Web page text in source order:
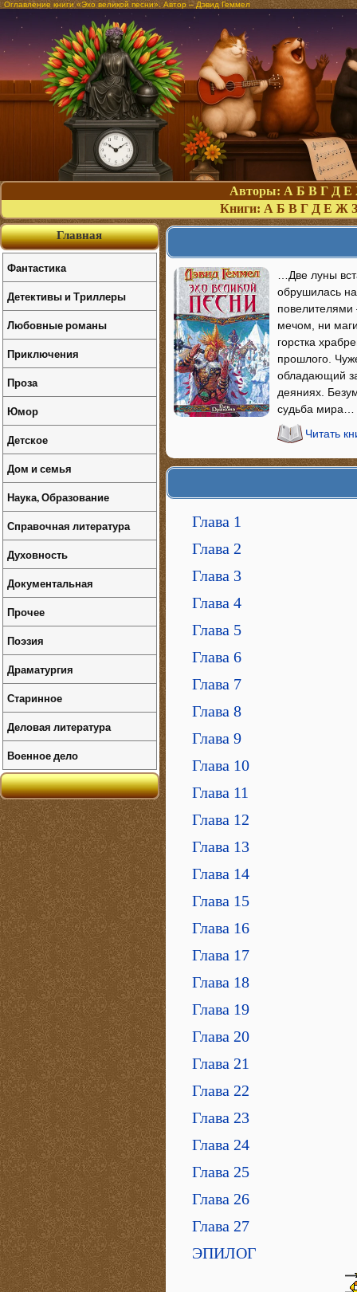
Оглавление книги «Эхо великой песни». Автор – Дэвид Геммел
Авторы: А Б В Г Д Е
Книги: А Б В Г Д Е Ж З
…Две луны
обрушилась
мечом, ни
горстка
прошлого.
обладающий
деяниях.
судьба мира…
Читать
Глава 1
Глава 2
Глава 3
Глава 4
Глава 5
Глава 6
Глава 7
Глава 8
Глава 9
Глава 10
Глава 11
Глава 12
Глава 13
Глава 14
Глава 15
Глава 16
Глава 17
Глава 18
Глава 19
Глава 20
Глава 21
Глава 22
Глава 23
Глава 24
Глава 25
Глава 26
Глава 27
ЭПИЛОГ
Главная
Фантастика
Детективы и Триллеры
Любовные романы
Приключения
Проза
Юмор
Детское
Дом и семья
Наука, Образование
Справочная литература
Духовность
Документальная
Прочее
Поэзия
Драматургия
Старинное
Деловая литература
Военное дело